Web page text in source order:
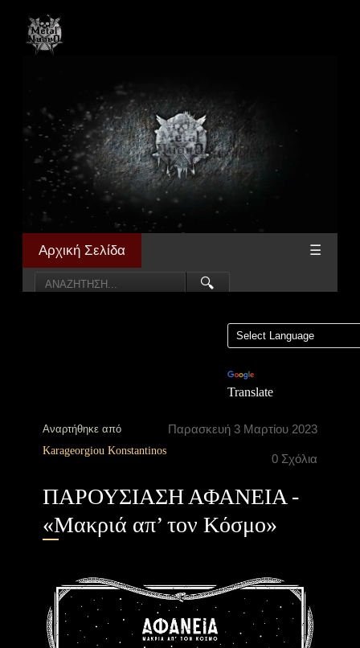
Αρχική Σελίδα ☰
🔍
Translate
Παρασκευή 3 Μαρτίου 2023
0 Σχόλια
Αναρτήθηκε από
Karageorgiou Konstantinos
ΠΑΡΟΥΣΙΑΣΗ ΑΦΑΝΕΙΑ -
«Μακριά απ’ τον Κόσμο»